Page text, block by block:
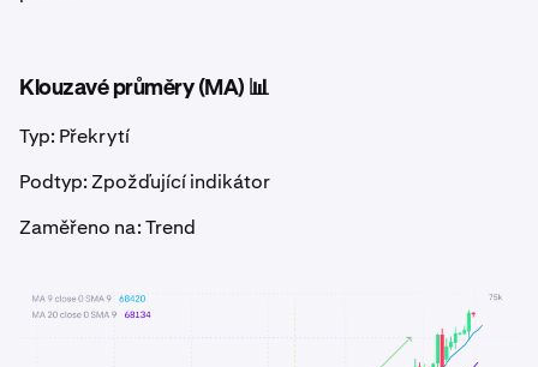
Klouzavé průměry (MA) 📊
Typ: Překrytí
Podtyp: Zpožďující indikátor
Zaměřeno na: Trend